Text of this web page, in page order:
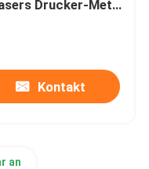
Drucker-Metal
Kontakt
an